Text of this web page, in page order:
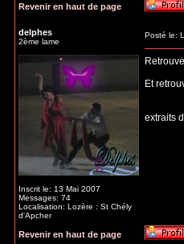
Revenir en haut de page
delphes
2ème lame
Inscrit le: 13 Mai 2007
Messages: 74
Localisation: Lozère : St Chély
d'Apcher
Posté le:
Et
extraits
Revenir en haut de page